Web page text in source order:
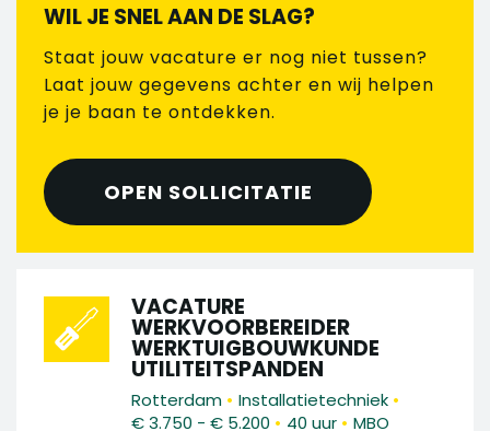
WIL JE SNEL AAN DE SLAG?
Staat jouw vacature er nog niet tussen?
Laat jouw gegevens achter en wij helpen
je je baan te ontdekken.
OPEN SOLLICITATIE
VACATURE
WERKVOORBEREIDER
WERKTUIGBOUWKUNDE
UTILITEITSPANDEN
Rotterdam • Installatietechniek •
€ 3.750 - € 5.200 • 40 uur • MBO